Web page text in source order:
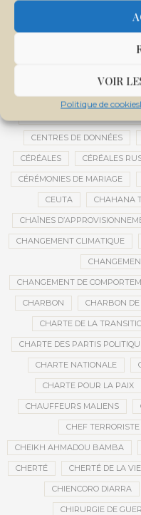
VOIR
Politique de cookies
CENTRALE SOLAIRE DE
CENTRE
CENTRE DE SANTÉ
CENTRE
CENTRES DE DONNÉES
CÉRÉALES CÉRÉALES
CÉRÉMONIES DE MARIAGE
CEUTA CHAHANA
CHAÎNES
CHANGEMENT CLIMATIQUE
CHANGEMENT DE
CHARBON CHARBON DE
CHARTE DE LA
CHARTE DES PARTIS
CHARTE NATIONALE
CHARTE POUR LA PAIX
CHAUFFEURS MALIENS
CHEF TERRORISTE
CHEIKH AHMADOU BAMBA
CHERTÉ CHERTÉ DE LA VIE
CHIENCORO DIARRA
CHIRURGIE DE